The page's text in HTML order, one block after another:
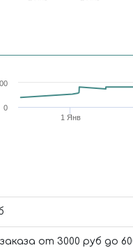
1 Янв
0
от 3000 руб до